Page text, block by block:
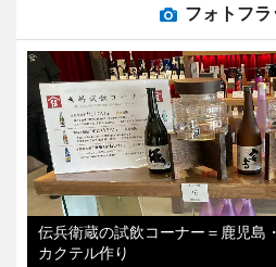
フォトフラ
伝兵衛蔵の試飲コーナー＝鹿児島
カクテル作り